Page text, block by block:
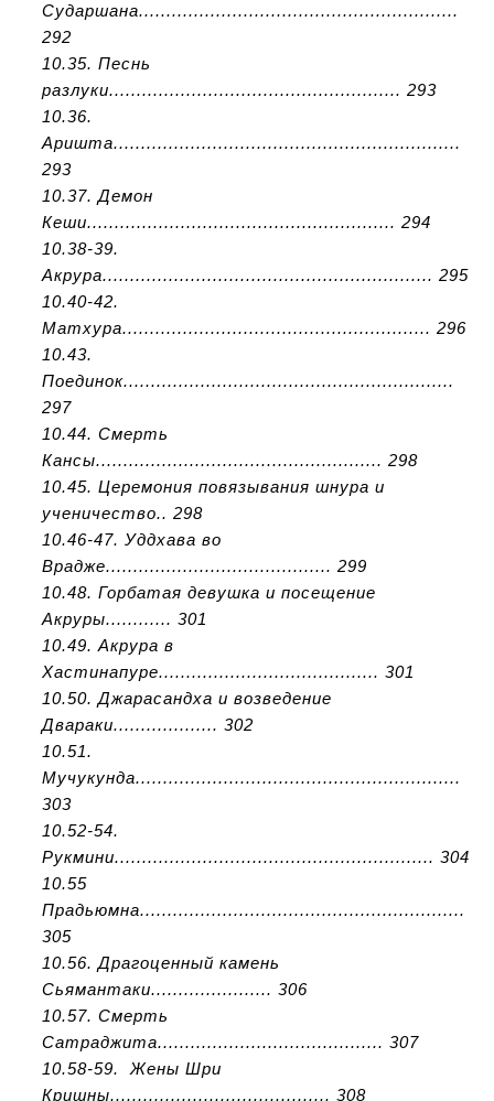
Сударшана..........................................................
292
10.35. Песнь
разлуки..................................................... 293
10.36.
Аришта...............................................................
293
10.37. Демон
Кеши........................................................ 294
10.38-39.
Акрура............................................................ 295
10.40-42.
Матхура........................................................ 296
10.43.
Поединок............................................................
297
10.44. Смерть
Кансы.................................................... 298
10.45. Церемония повязывания шнура и
ученичество.. 298
10.46-47. Уддхава во
Врадже......................................... 299
10.48. Горбатая девушка и посещение
Акруры............ 301
10.49. Акрура в
Хастинапуре........................................ 301
10.50. Джарасандха и возведение
Двараки................... 302
10.51.
Мучукунда...........................................................
303
10.52-54.
Рукмини.......................................................... 304
10.55
Прадьюмна...........................................................
305
10.56. Драгоценный камень
Сьямантаки...................... 306
10.57. Смерть
Сатраджита......................................... 307
10.58-59. Жены Шри
Кришны........................................ 308